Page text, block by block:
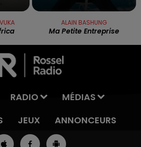
ALAIN BASHUNG
Ma Petite Entreprise
RADIO
MÉDIAS
JEUX ANNONCEURS